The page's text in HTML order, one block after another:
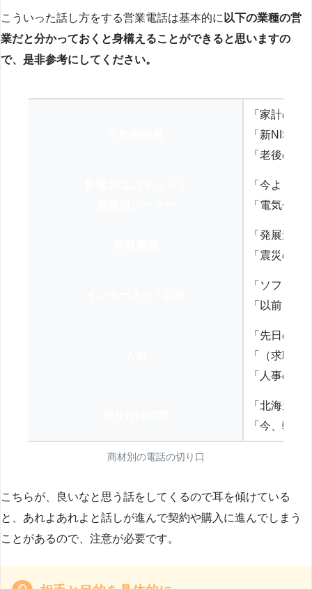
こういった話し方をする営業電話は基本的に 以下の業種の営
業だと分かっておくと身構えることができると思いますの
で、是非参考にしてください。
「家計の見
「新NISA
「老後の
「今より
「電気代を
「発展途
「震災の
「ソフト
「以前、
「先日の
「（求職
「人事の方
「北海道
「今、弊
商材別の電話の切り口
こちらが、良いなと思う話をしてくるので耳を傾けている
と、あれよあれよと話しが進んで契約や購入に進んでしまう
ことがあるので、注意が必要です。